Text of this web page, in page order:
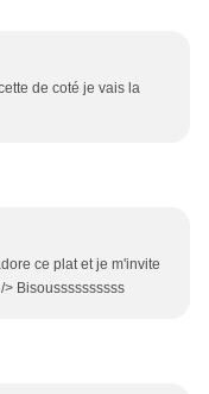
de coté je vais la
ce plat et je m'invite
Bisoussssssssss